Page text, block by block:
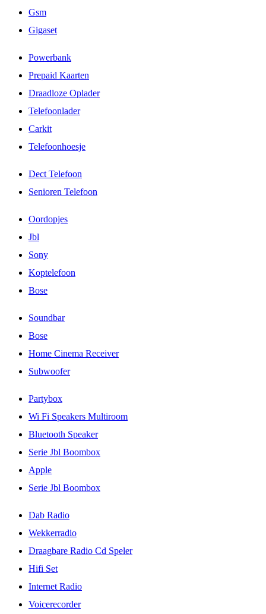
Gsm
Gigaset
Powerbank
Prepaid Kaarten
Draadloze Oplader
Telefoonlader
Carkit
Telefoonhoesje
Dect Telefoon
Senioren Telefoon
Oordopjes
Jbl
Sony
Koptelefoon
Bose
Soundbar
Bose
Home Cinema Receiver
Subwoofer
Partybox
Wi Fi Speakers Multiroom
Bluetooth Speaker
Serie Jbl Boombox
Apple
Serie Jbl Boombox
Dab Radio
Wekkerradio
Draagbare Radio Cd Speler
Hifi Set
Internet Radio
Voicerecorder